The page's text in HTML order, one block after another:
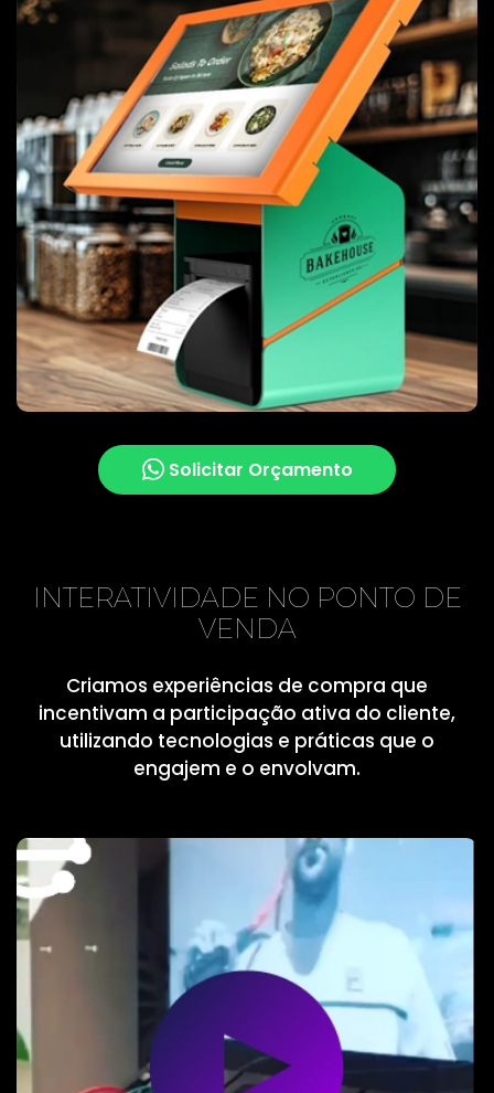
Solicitar Orçamento
INTERATIVIDADE NO PONTO DE
VENDA
Criamos experiências de compra que
incentivam a participação ativa do cliente,
utilizando tecnologias e práticas que o
engajem e o envolvam.